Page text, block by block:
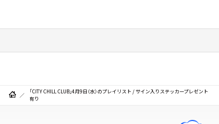
「CITY CHILL CLUB」4月9日（水）のプレイリスト / サイン入りステッカープレゼント
有り